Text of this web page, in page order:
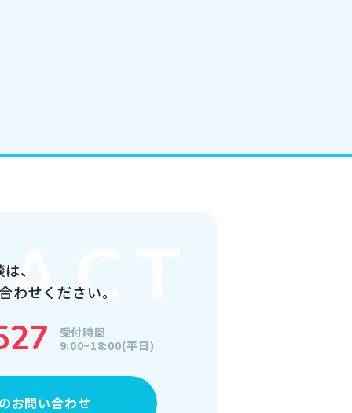
、
わせください。
受付時間
9:00~18:00(平日)
お問い合わせ